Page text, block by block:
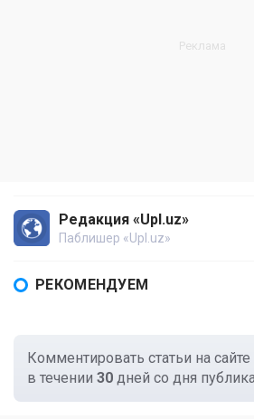
Редакция «Upl.uz»
Паблишер «Upl.uz»
РЕКОМЕНДУЕМ
Комментировать статьи на
в течении 30 дней со дня